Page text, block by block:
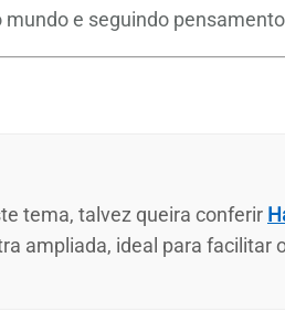
e seguindo
tema, talvez queira conferir
ampliada, ideal para facilitar